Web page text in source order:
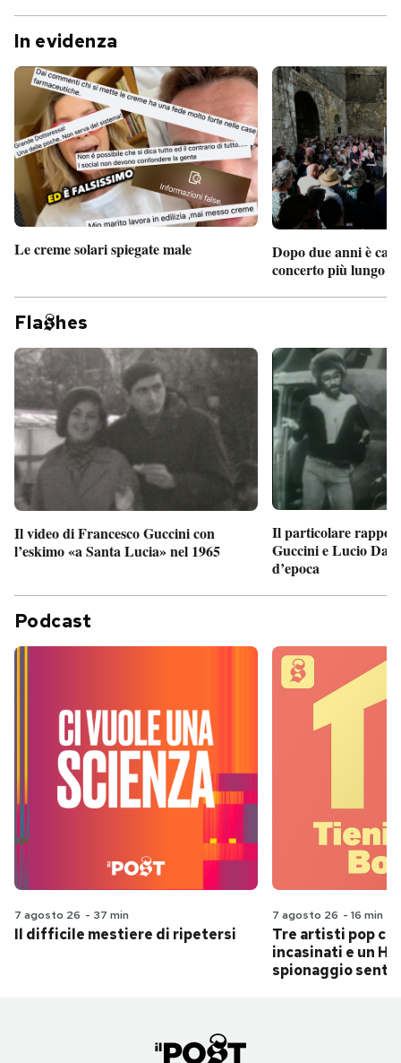
In evidenza
Le creme solari spiegate male
Dopo due anni è
concerto più lungo
Fla hes
Il video di Francesco Guccini con
l’eskimo «a Santa Lucia» nel 1965
Il particolare
Guccini e Lucio
d’epoca
Podcast
7 agosto 26 - 37 min
Il difficile mestiere di ripetersi
7 agosto 26 - 16 min
Tre artisti pop
incasinati e un
spionaggio